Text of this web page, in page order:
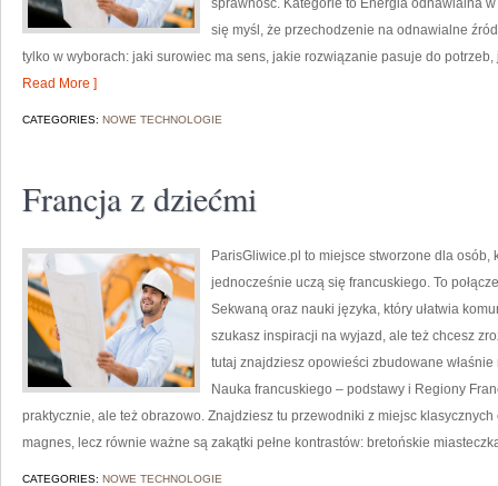
sprawność. Kategorie to Energia odnawialna
się myśl, że przechodzenie na odnawialne
tylko w wyborach: jaki surowiec ma sens, jakie rozwiązanie pasuje do
Read More ]
CATEGORIES: NOWE TECHNOLOGIE
Francja z dziećmi
ParisGliwice.pl to miejsce stworzone dla
jednocześnie uczą się francuskiego. To
Sekwaną oraz nauki języka, który ułatwia
szukasz inspiracji na wyjazd, ale też chcesz
tutaj znajdziesz opowieści zbudowane
Nauka francuskiego – podstawy i Regiony
praktycznie, ale też obrazowo. Znajdziesz tu przewodniki z miejsc
magnes, lecz równie ważne są zakątki pełne kontrastów: bretońskie
CATEGORIES: NOWE TECHNOLOGIE